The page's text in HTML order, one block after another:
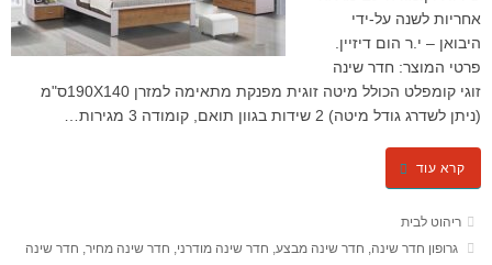
אחריות לשנה על-ידי
היבואן – י.ר הום דיזיין.
פרטי המוצר: חדר שינה
זוגי קומפלט הכולל מיטה זוגית מפנקת מתאימה למזרן 190X140ס"מ
(ניתן לשדרג גודל מיטה) 2 שידות בגוון תואם, קומודה 3 מגירות…
קרא עוד
ריהוט לבית
גרופון חדר שינה חדר שינה מבצע, חדר שינה מודרני חדר שינה מחיר, חדר שינה